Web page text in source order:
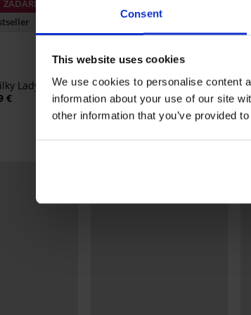
Consent
This website uses cookies
We use cookies to personalise content
information about your use of our site
other information that you’ve provided
ZADARMO
Lady Grace New
€
Bestseller
Podprsenka Spacer
Flower
41,99 €